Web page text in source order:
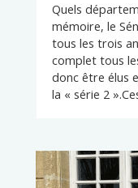
Quels
mémoire, le
tous les trois
complet tous
donc être élus
la « série 2